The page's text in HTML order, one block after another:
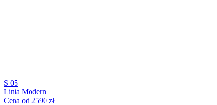
S 05
Linia Modern
Cena od 2590 zł